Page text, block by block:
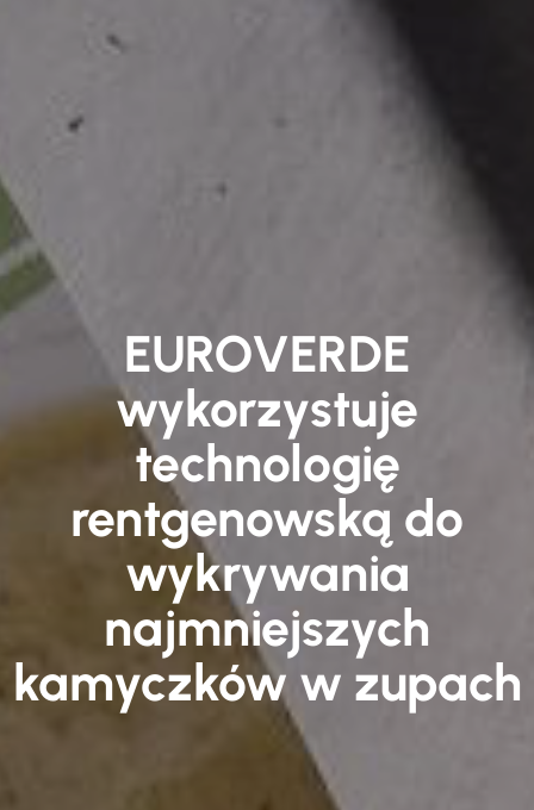
EUROVERDE
wykorzystuje
technologię
rentgenowską do
wykrywania
najmniejszych
kamyczków w zupach